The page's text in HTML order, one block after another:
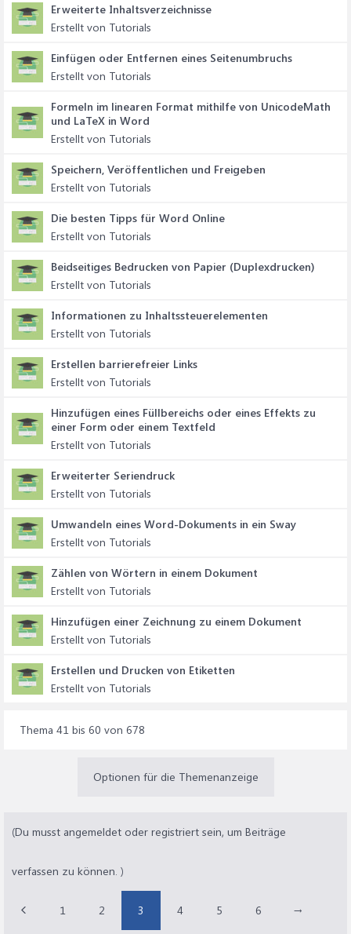
Erweiterte Inhaltsverzeichnisse
Erstellt von Tutorials
Einfügen oder Entfernen eines Seitenumbruchs
Erstellt von Tutorials
Formeln im linearen Format mithilfe von UnicodeMath
und LaTeX in Word
Erstellt von Tutorials
Speichern, Veröffentlichen und Freigeben
Erstellt von Tutorials
Die besten Tipps für Word Online
Erstellt von Tutorials
Beidseitiges Bedrucken von Papier (Duplexdrucken)
Erstellt von Tutorials
Informationen zu Inhaltssteuerelementen
Erstellt von Tutorials
Erstellen barrierefreier Links
Erstellt von Tutorials
Hinzufügen eines Füllbereichs oder eines Effekts zu
einer Form oder einem Textfeld
Erstellt von Tutorials
Erweiterter Seriendruck
Erstellt von Tutorials
Umwandeln eines Word-Dokuments in ein Sway
Erstellt von Tutorials
Zählen von Wörtern in einem Dokument
Erstellt von Tutorials
Hinzufügen einer Zeichnung zu einem Dokument
Erstellt von Tutorials
Erstellen und Drucken von Etiketten
Erstellt von Tutorials
Thema 41 bis 60 von 678
Optionen für die Themenanzeige
(Du musst angemeldet oder registriert sein, um Beiträge
verfassen zu können. )
1 2 3 4 5 6 →